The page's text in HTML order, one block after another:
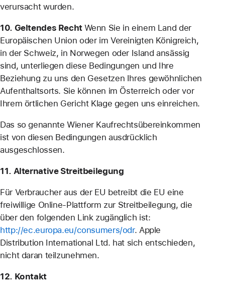
verursacht wurden.
10. Geltendes Recht Wenn Sie in einem Land der
Europäischen Union oder im Vereinigten Königreich,
in der Schweiz, in Norwegen oder Island ansässig
sind, unterliegen diese Bedingungen und Ihre
Beziehung zu uns den Gesetzen Ihres gewöhnlichen
Aufenthaltsorts. Sie können im Österreich oder vor
Ihrem örtlichen Gericht Klage gegen uns einreichen.
Das so genannte Wiener Kaufrechtsübereinkommen
ist von diesen Bedingungen ausdrücklich
ausgeschlossen.
11. Alternative Streitbeilegung
Für Verbraucher aus der EU betreibt die EU eine
freiwillige Online-Plattform zur Streitbeilegung, die
über den folgenden Link zugänglich ist:
http://ec.europa.eu/consumers/odr. Apple
Distribution International Ltd. hat sich entschieden,
nicht daran teilzunehmen.
12. Kontakt